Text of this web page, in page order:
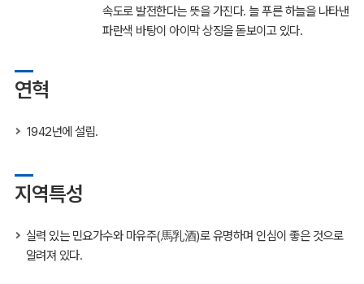
속도로 발전한다는 뜻을 가진다. 늘 푸른 하늘을 나타낸
파란색 바탕이 아이막 상징을 돋보이고 있다.
연혁
1942년에 설립.
지역특성
실력 있는 민요가수와 마유주(馬乳酒)로 유명하며 인심이 좋은 것으로
알려져 있다.